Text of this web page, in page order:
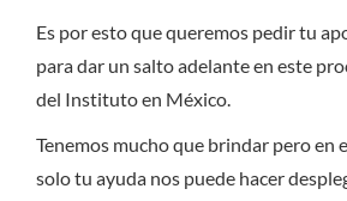
Es por esto que queremos pedir tu
para dar un salto adelante en este
del Instituto en México.
Tenemos mucho que brindar pero en
solo tu ayuda nos puede hacer